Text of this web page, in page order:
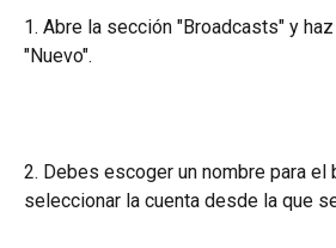
1. Abre la sección "Broadcasts" y
"Nuevo".
2. Debes escoger un nombre para el
seleccionar la cuenta desde la que